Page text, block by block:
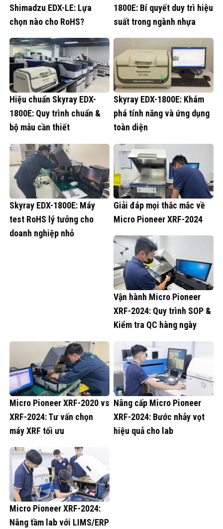
Shimadzu EDX-LE: Lựa
chọn nào cho RoHS?
1800E: Bí quyết duy trì hiệu
suất trong ngành nhựa
Hiệu chuẩn Skyray EDX-
1800E: Quy trình chuẩn &
bộ mẫu cần thiết
Skyray EDX-1800E: Khám
phá tính năng và ứng dụng
toàn diện
Skyray EDX-1800E: Máy
test RoHS lý tưởng cho
doanh nghiệp nhỏ
Giải đáp mọi thắc mắc về
Micro Pioneer XRF-2024
Vận hành Micro Pioneer
XRF-2024: Quy trình SOP &
Kiểm tra QC hàng ngày
Micro Pioneer XRF-2020 vs
XRF-2024: Tư vấn chọn
máy XRF tối ưu
Nâng cấp Micro Pioneer
XRF-2024: Bước nhảy vọt
hiệu quả cho lab
Micro Pioneer XRF-2024:
Nâng tầm lab với LIMS/ERP